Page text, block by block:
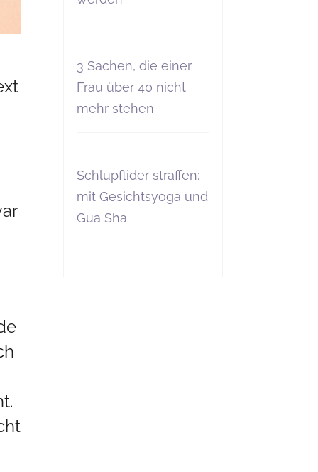
3 Sachen, die einer
Frau über 40 nicht
mehr stehen
Schlupflider straffen:
mit Gesichtsyoga und
Gua Sha